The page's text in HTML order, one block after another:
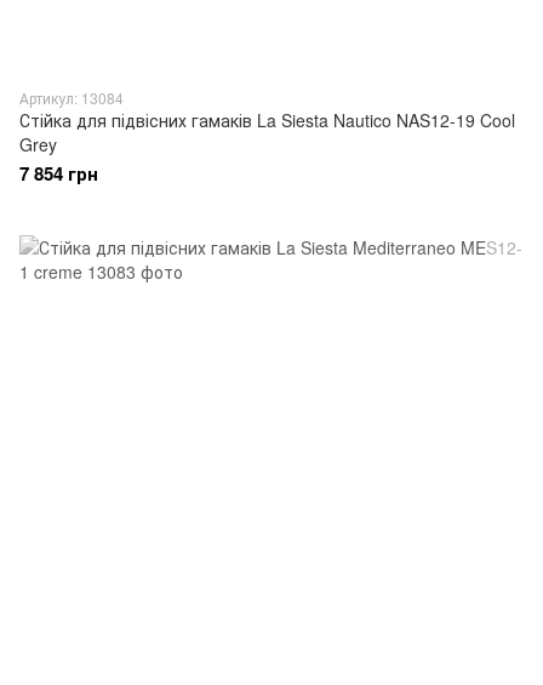
Артикул: 13084
Стійка для підвісних гамаків La Siesta Nautico NAS12-19 Cool
Grey
7 854 грн